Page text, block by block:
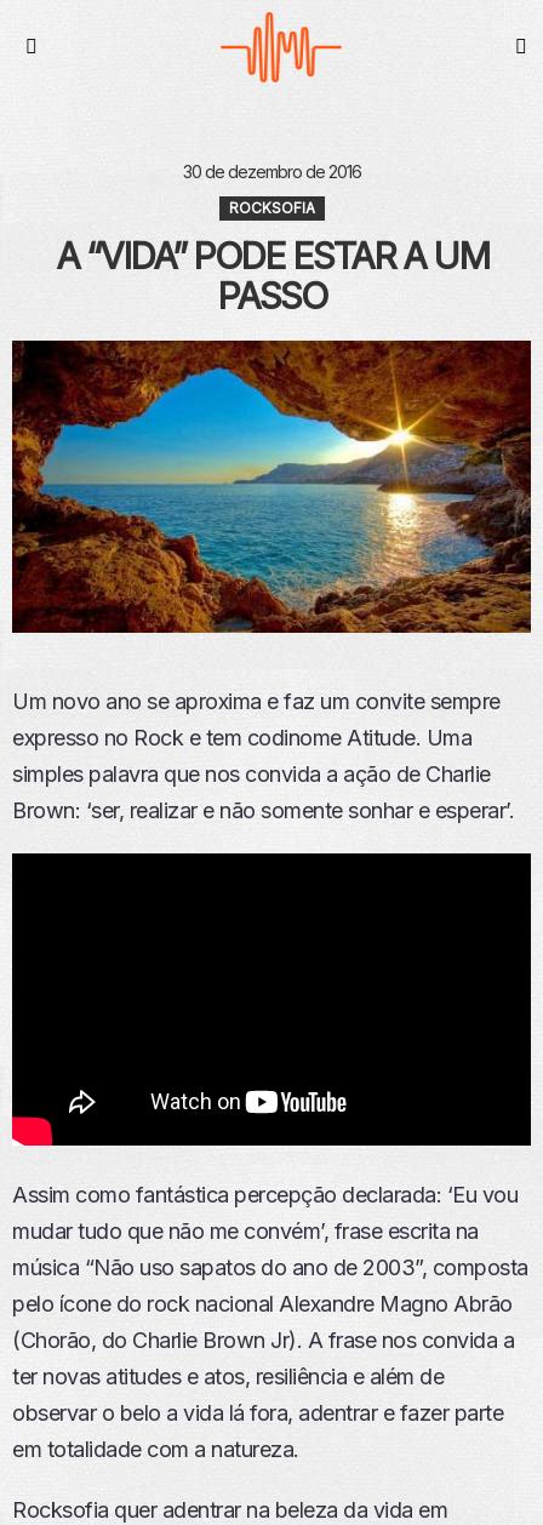
30 de dezembro de 2016
ROCKSOFIA
A “VIDA” PODE ESTAR A UM
PASSO
Um novo ano se aproxima e faz um convite sempre
expresso no Rock e tem codinome Atitude. Uma
simples palavra que nos convida a ação de Charlie
Brown: ‘ser, realizar e não somente sonhar e esperar’.
Assim como fantástica percepção declarada: ‘Eu vou
mudar tudo que não me convém’, frase escrita na
música “Não uso sapatos do ano de 2003”, composta
pelo ícone do rock nacional Alexandre Magno Abrão
(Chorão, do Charlie Brown Jr). A frase nos convida a
ter novas atitudes e atos, resiliência e além de
observar o belo a vida lá fora, adentrar e fazer parte
em totalidade com a natureza.
Rocksofia quer adentrar na beleza da vida em